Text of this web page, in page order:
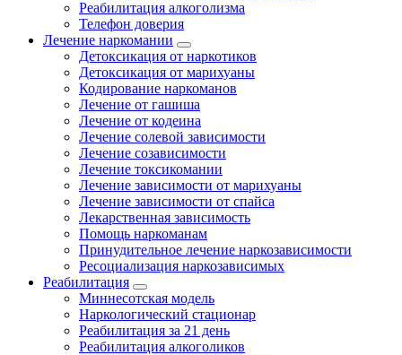
Реабилитация алкоголизма
Телефон доверия
Лечение наркомании
Детоксикация от наркотиков
Детоксикация от марихуаны
Кодирование наркоманов
Лечение от гашиша
Лечение от кодеина
Лечение солевой зависимости
Лечение созависимости
Лечение токсикомании
Лечение зависимости от марихуаны
Лечение зависимости от спайса
Лекарственная зависимость
Помощь наркоманам
Принудительное лечение наркозависимости
Ресоциализация наркозависимых
Реабилитация
Миннесотская модель
Наркологический стационар
Реабилитация за 21 день
Реабилитация алкоголиков